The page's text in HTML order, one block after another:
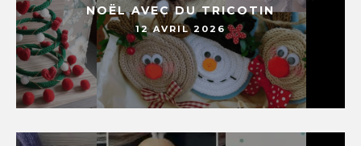
NOËL AVEC DU TRICOTIN
12 AVRIL 2026